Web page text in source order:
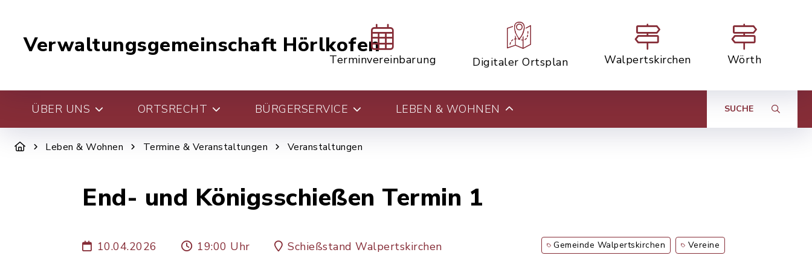
Verwaltungsgemeinschaft Hörlkofen
Terminvereinbarung Digitaler Ortsplan Walpertskirchen Wörth
ÜBER UNS ORTSRECHT BÜRGERSERVICE LEBEN & WOHNEN SUCHE
Leben & Wohnen Termine & Veranstaltungen Veranstaltungen
End- und Königsschießen Termin 1
10.04.2026 19:00 Uhr Schießstand Walpertskirchen Gemeinde Walpertskirchen Vereine